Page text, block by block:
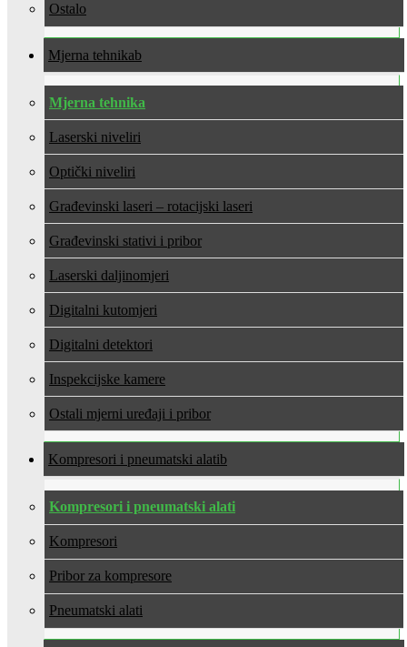
Ostalo
Mjerna tehnika
Mjerna tehnika
Laserski niveliri
Optički niveliri
Građevinski laseri – rotacijski laseri
Građevinski stativi i pribor
Laserski daljinomjeri
Digitalni kutomjeri
Digitalni detektori
Inspekcijske kamere
Ostali mjerni uređaji i pribor
Kompresori i pneumatski alati
Kompresori i pneumatski alati
Kompresori
Pribor za kompresore
Pneumatski alati